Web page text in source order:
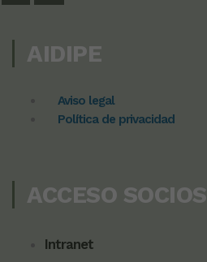
AIDIPE
Aviso legal
Política de privacidad
ACCESO SOCIOS
Intranet